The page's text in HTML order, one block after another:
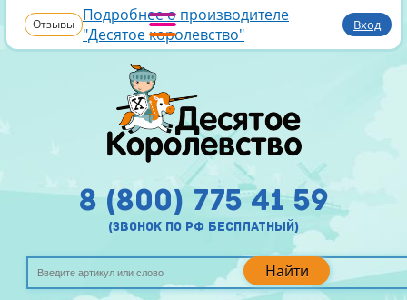
Отзывы Подробнее о производителе
"Десятое королевство"
Вход
Найти
8 (800) 775 41 59
(звонок по рф бесплатный)